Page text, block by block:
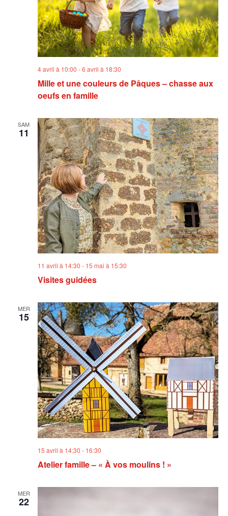
Mille et une couleurs de Pâques – chasse aux
oeufs en famille
4 avril à 10:00 -6 avril à 18:30
SAM
11
Visites guidées
11 avril à 14:30 - 15 mai à 15:30
MER
15
Atelier famille – « À vos moulins ! »
15 avril à 14:30 - 16:30
MER
22